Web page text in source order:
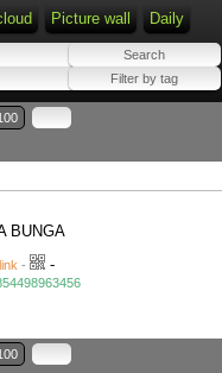
Picture wall Daily
BUNGA
- -